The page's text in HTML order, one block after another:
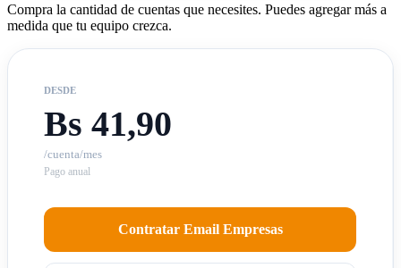
Compra la cantidad de cuentas que necesites. Puedes agregar más a
medida que tu equipo crezca.
DESDE
Bs 41,90
/cuenta/mes
Pago anual
Contratar Email Empresas